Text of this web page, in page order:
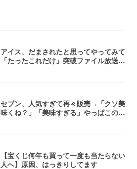
アイス、だまされたと思ってやってみて
「たったこれだけ」突破ファイル放送で
セブン、人気すぎて再々販売→「クソ美
味くね？」「美味すぎる」やっぱこのク
【宝くじ何年も買って一度も当たらない
人へ】原因、はっきりしてます